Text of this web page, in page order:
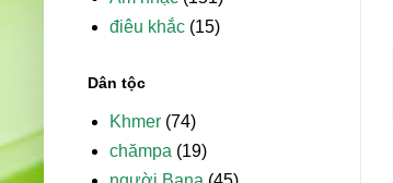
điêu khắc (15)
Dân tộc
Khmer (74)
chămpa (19)